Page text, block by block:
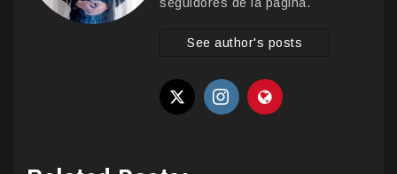
seguidores de la pagina.
See author's posts